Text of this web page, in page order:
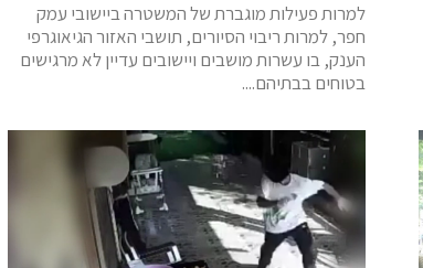
למרות פעילות מוגברת של המשטרה ביישובי עמק
חפר, למרות ריבוי הסיורים, תושבי האזור הגיאוגרפי
הענק, בו עשרות מושבים ויישובים עדיין לא מרגישים
בטוחים בבתיהם....